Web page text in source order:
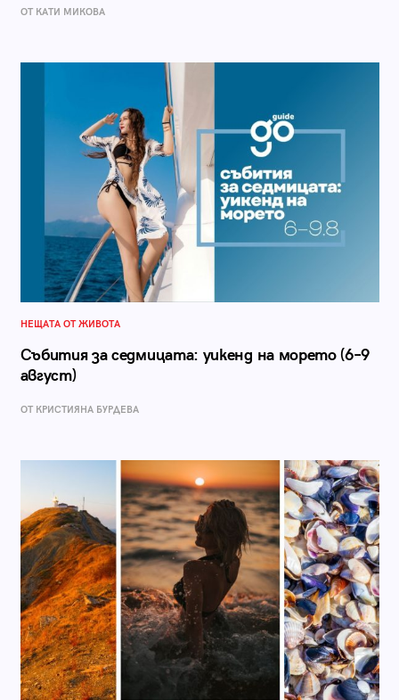
ОТ КАТИ МИКОВА
НЕЩАТА ОТ ЖИВОТА
Събития за седмицата: уикенд на морето (6–9
август)
ОТ КРИСТИЯНА БУРДЕВА